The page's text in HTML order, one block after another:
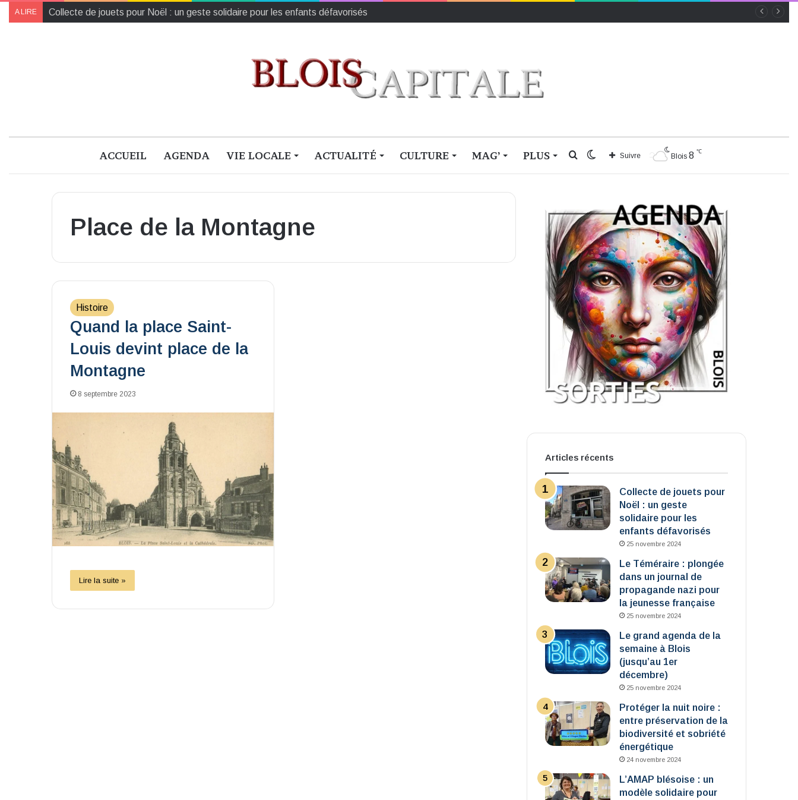
A LIRE Collecte de jouets pour Noël : un geste solidaire pour les enfants défavorisés
ACCUEIL AGENDA VIE LOCALE ACTUALITÉ CULTURE MAG’ PLUS Blois 8 ℃
Suivre
Switch
Rechercher
Place de la Montagne
Histoire
Quand la place Saint-
Louis devint place de la
Montagne
8 septembre 2023
Lire la suite »
Articles récents
Collecte de jouets pour
Noël : un geste
solidaire pour les
enfants défavorisés
25 novembre 2024
Le Téméraire : plongée
dans un journal de
propagande nazi pour
la jeunesse française
25 novembre 2024
Le grand agenda de la
semaine à Blois
(jusqu’au 1er
décembre)
25 novembre 2024
Protéger la nuit noire :
entre préservation de la
biodiversité et sobriété
énergétique
24 novembre 2024
L’AMAP blésoise : un
modèle solidaire pour